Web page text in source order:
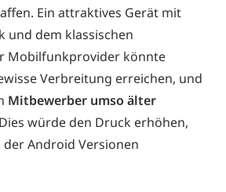
Ein attraktives Gerät mit
und dem klassischen
Mobilfunkprovider könnte
Verbreitung erreichen, und
Mitbewerber umso älter
würde den Druck erhöhen,
Android Versionen